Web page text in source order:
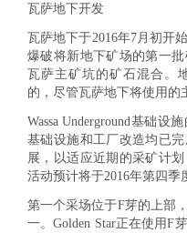
瓦萨地下开发
瓦萨地下于2016年7月初开
爆破将新地下矿场的第一
瓦萨主矿坑的矿石混合。
的，尽管瓦萨地下将使用的
Wassa Underground基础设
基础设施和工厂改造均已
展，以适应近期的采矿计
活动预计将于2016年第四季
第一个采场位于F芽的上部
一。Golden Star正在使用F